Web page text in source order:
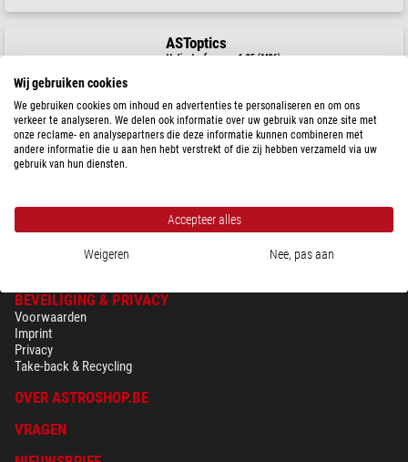
ASToptics
Helische focuser, 1,25 (M36)
$ 115,00
BEVEILIGING & PRIVACY
Voorwaarden
Imprint
Privacy
Take-back & Recycling
OVER ASTROSHOP.BE
VRAGEN
Wij gebruiken cookies
We gebruiken cookies om inhoud en advertenties te personaliseren en om ons
verkeer te analyseren. We delen ook informatie over uw gebruik van onze site met
onze reclame- en analysepartners die deze informatie kunnen combineren met
andere informatie die u aan hen hebt verstrekt of die zij hebben verzameld via uw
gebruik van hun diensten.
Accepteer alles
Weigeren Nee, pas aan